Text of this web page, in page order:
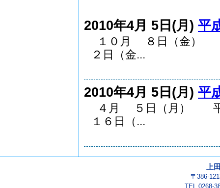
2010年4月 5日(月) 平
１０月 ８日（金
２日（金...
2010年4月 5日(月) 平
４月 ５日（月）
１６日（...
上
〒386-
TEL 0268-